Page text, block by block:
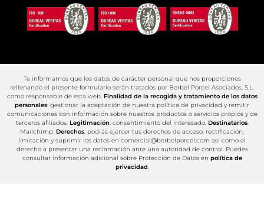
Te informamos que los datos de carácter personal que nos proporciones
rellenando el presente formulario serán tratados por Berbel Porcel Asociados, S.L.
como responsable de esta web. Finalidad de la recogida y tratamiento de los datos
personales: gestionar la aceptación de nuestra política de privacidad y remitir
comunicaciones con información sobre nuestros productos o servicios propios y de
terceros afiliados. Legitimación: consentimiento del interesado. Destinatarios:
Mailchimp. Derechos: podrás ejercer tus derechos de acceso, rectificación,
limitación y suprimir los datos en comercial@berbelporcel.com así como el
derecho a presentar una reclamación ante una autoridad de control. Puedes
consultar información adicional sobre Protección de Datos en política de
privacidad.